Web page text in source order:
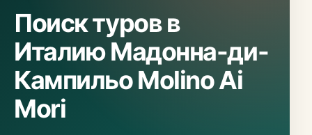
Поиск туров в
Италию Мадонна-ди-
Кампильо Molino Ai
Mori